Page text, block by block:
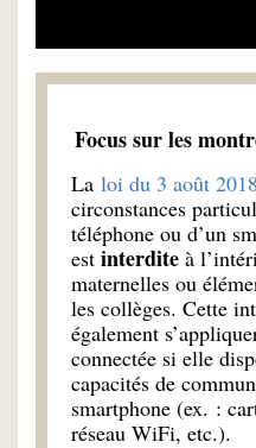
Focus sur les
La loi du 3 août 2018
circonstances
téléphone ou d’un
est interdite à
maternelles ou
les collèges. Cette
également
connectée si elle
capacités de
smartphone (ex. :
réseau WiFi, etc.).